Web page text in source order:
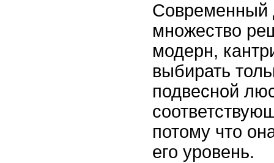
Современный
множество
модерн,
выбирать
подвесной
потому что
его уровень.